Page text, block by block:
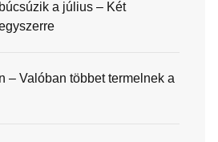
a július – Két
– Valóban többet termelnek a